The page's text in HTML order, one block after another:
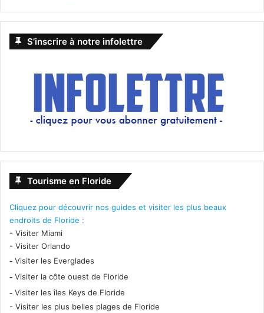
S’inscrire à notre infolettre
Tourisme en Floride
Cliquez pour découvrir nos guides et visiter les plus beaux
endroits de Floride :
- Visiter Miami
- Visiter Orlando
- Visiter les Everglades
- Visiter la côte ouest de Floride
- Visiter les îles Keys de Floride
- Visiter les plus belles plages de Floride